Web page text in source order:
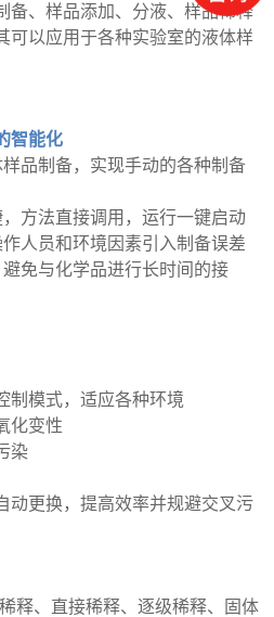
备、样品添加、分液、样品稀释
可以应用于各种实验室的液体样
智能化
品制备，实现手动的各种制备
方法直接调用，运行一键启动
人员和环境因素引入制备误差
免与化学品进行长时间的接
制模式，适应各种环境
化变性
染
动更换，提高效率并规避交叉污
释、直接稀释、逐级稀释、固体